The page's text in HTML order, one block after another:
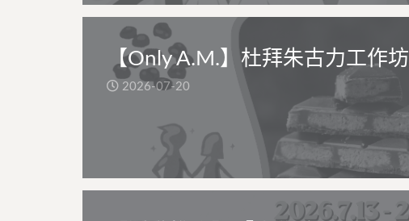
【Only A.M.】杜拜朱古力工作坊
2026-07-20